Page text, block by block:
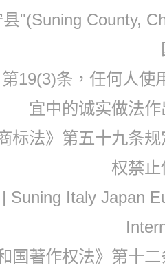
"(Suning County,
19(3)条，任何人
宜中的诚实做法
标法》第五十九条
权禁
Suning Italy Japan
国著作权法》第十